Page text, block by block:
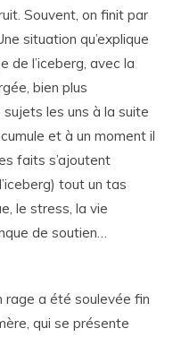
Souvent, on finit par
situation qu’explique
de l’iceberg, avec la
bien plus
les uns à la suite
et à un moment il
faits s’ajoutent
tout un tas
le stress, la vie
de soutien…
rage a été soulevée fin
qui se présente